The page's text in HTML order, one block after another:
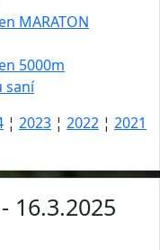
MARATON
5000m
saní
¦ 2023 ¦ 2022 ¦ 2021
16.3.2025